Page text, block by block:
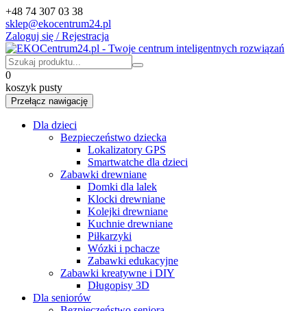
+48 74 307 03 38
sklep@ekocentrum24.pl
Zaloguj się / Rejestracja
0
koszyk pusty
Przełącz nawigację
Dla dzieci
Bezpieczeństwo dziecka
Lokalizatory GPS
Smartwatche dla dzieci
Zabawki drewniane
Domki dla lalek
Klocki drewniane
Kolejki drewniane
Kuchnie drewniane
Piłkarzyki
Wózki i pchacze
Zabawki edukacyjne
Zabawki kreatywne i DIY
Długopisy 3D
Dla seniorów